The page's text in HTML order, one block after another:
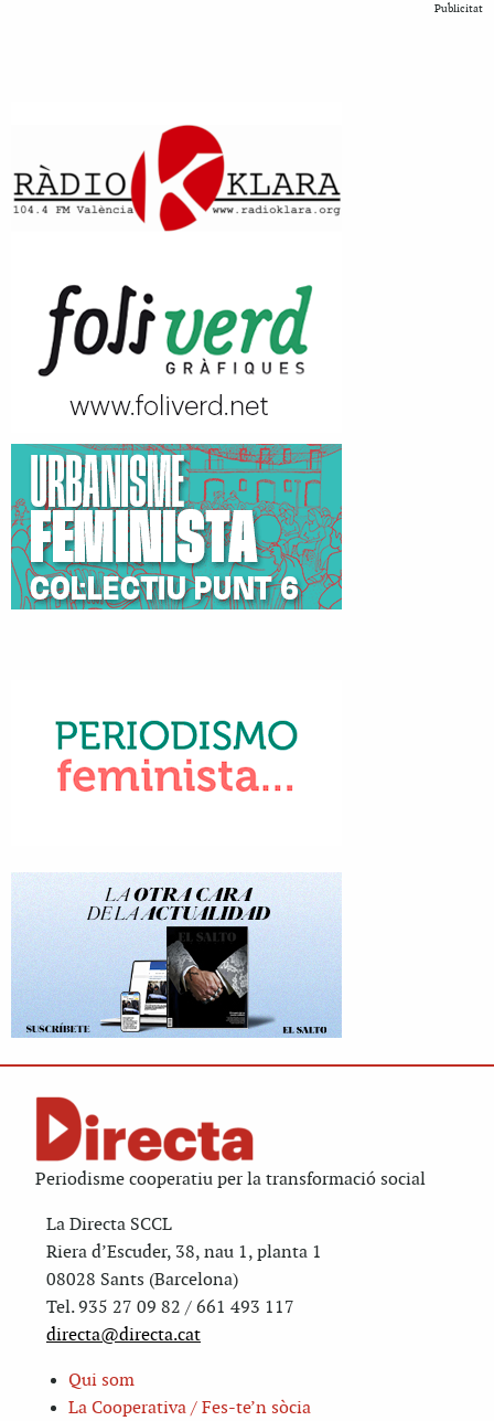
Publicitat
Periodisme cooperatiu per la transformació social
La Directa SCCL
Riera d’Escuder, 38, nau 1, planta 1
08028 Sants (Barcelona)
Tel. 935 27 09 82 / 661 493 117
directa@directa.cat
Qui som
La Cooperativa / Fes-te’n sòcia